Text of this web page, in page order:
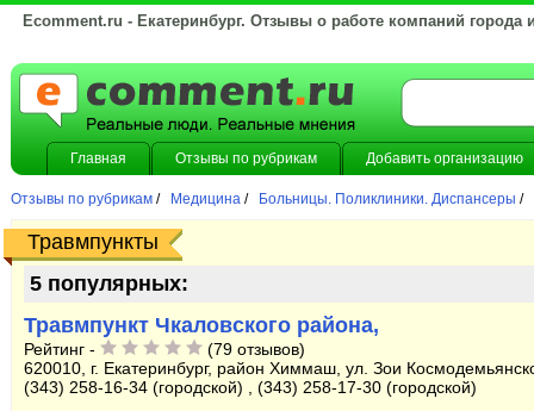
Ecomment.ru - Екатеринбург. Отзывы о работе компаний города
Главная Отзывы по рубрикам Добавить организацию
Отзывы по рубрикам / Медицина / Больницы. Поликлиники. Диспансеры /
Травмпункты
5 популярных:
Травмпункт Чкаловского района,
Рейтинг -
(79 отзывов)
620010, г. Екатеринбург, район Химмаш, ул. Зои
(343) 258-16-34 (городской) , (343) 258-17-30 (городской)